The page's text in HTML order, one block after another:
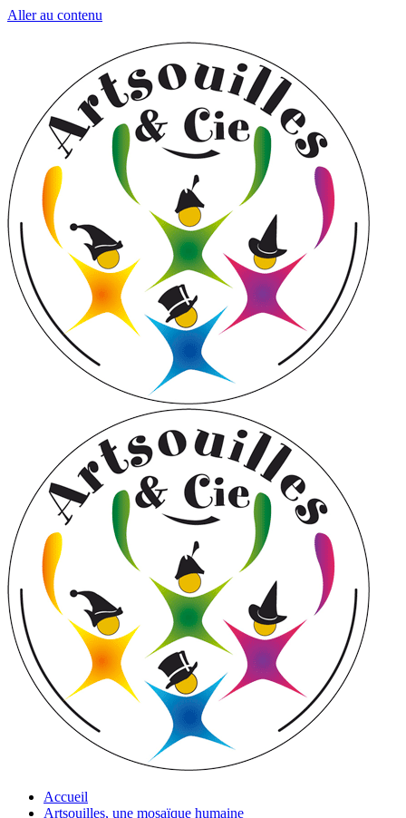
Aller au contenu
Accueil
Artsouilles, une mosaïque humaine